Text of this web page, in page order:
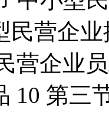
民营企
营企业
10 第三